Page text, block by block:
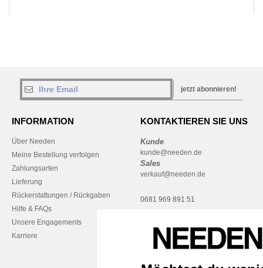
jetzt abonnieren!
INFORMATION
Über Needen
Meine Bestellung verfolgen
Zahlungsarten
Lieferung
Rückerstattungen / Rückgaben
Hilfe & FAQs
Unsere Engagements
Karriere
KONTAKTIEREN SIE UNS
Kunde
kunde@needen.de
Sales
verkauf@needen.de
0681 969 891 51
Freitag: 10:00–14:00